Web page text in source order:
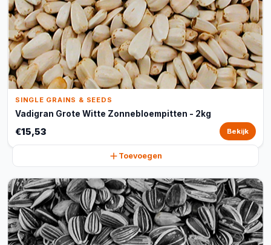
SINGLE GRAINS & SEEDS
Vadigran Grote Witte Zonnebloempitten - 2kg
€15,53 Bekijk
Toevoegen